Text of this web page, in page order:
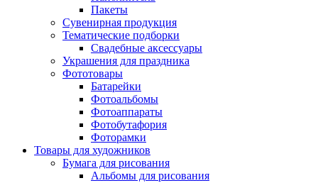
Пакеты
Сувенирная продукция
Тематические подборки
Свадебные аксессуары
Украшения для праздника
Фототовары
Батарейки
Фотоальбомы
Фотоаппараты
Фотобутафория
Фоторамки
Товары для художников
Бумага для рисования
Альбомы для рисования